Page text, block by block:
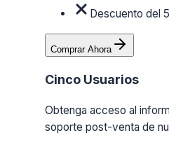
Descuento del
Comprar Ahora
Cinco Usuarios
Obtenga acceso al
soporte post-venta de